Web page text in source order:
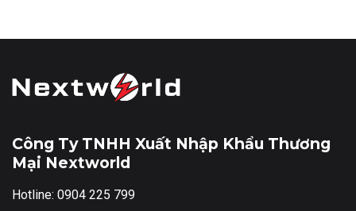
Công Ty TNHH Xuất Nhập Khẩu Thương
Mại Nextworld
Hotline: 0904 225 799